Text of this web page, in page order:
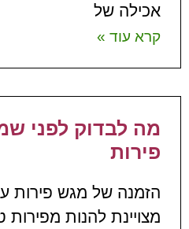
אכילה של
קרא עוד »
מה לבדוק לפני
פירות
הזמנה של מגש פירות
מצויינת להנות מפירות